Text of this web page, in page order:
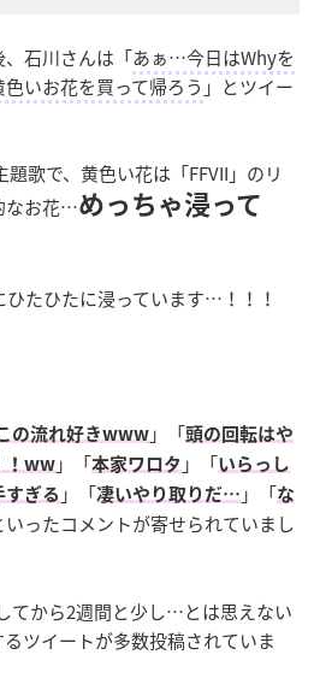
石川さんは「あぁ…今日はWhyを
いお花を買って帰ろう 」とツイー
題歌で、黄色い花は「FFVII」のリ
なお花…めっちゃ浸って
たひたに浸っています…！！！
の流れ好きwww 」「頭の回転はや
！ww 」「本家ワロタ 」「いらっし
すぎる 」「凄いやり取りだ… 」「な
いったコメントが寄せられていまし
てから2週間と少し…とは思えない
ツイートが多数投稿されていま